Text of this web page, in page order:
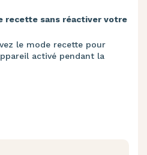
recette sans réactiver votre
le mode recette pour
activé pendant la